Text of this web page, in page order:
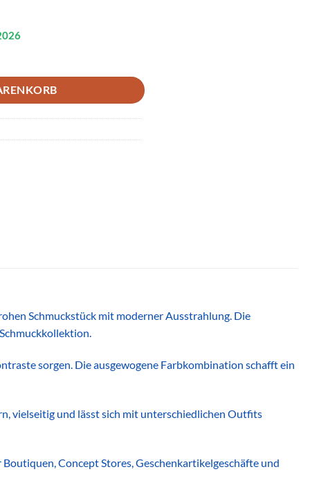
Schmuckstück mit moderner Ausstrahlung. Die
sorgen. Die ausgewogene Farbkombination schafft ein
vielseitig und lässt sich mit unterschiedlichen Outfits
Concept Stores, Geschenkartikelgeschäfte und